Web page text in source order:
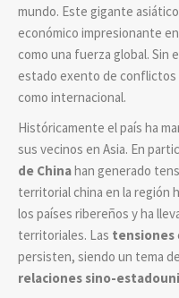
mundo. Este gigante
económico impresionante
como una fuerza global. Sin
estado exento de
como internacional.
Históricamente el país ha
sus vecinos en Asia. En
de Chinahan generado
territorial china en la región
los países ribereños y ha
territoriales. Las tensiones
persisten, siendo un tema
relaciones sino-